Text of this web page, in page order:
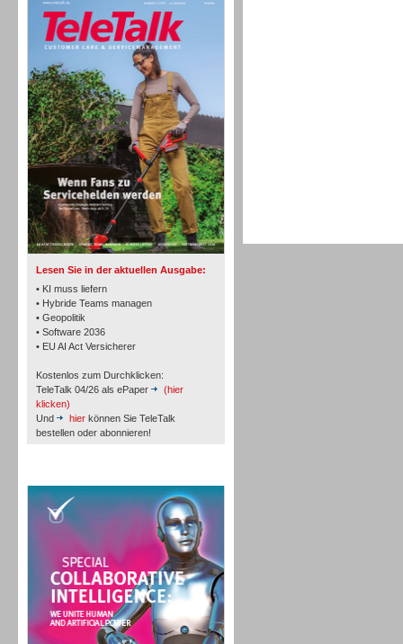
Lesen Sie in der aktuellen Ausgabe:
• KI muss liefern
• Hybride Teams managen
• Geopolitik
• Software 2036
• EU AI Act Versicherer
Kostenlos zum Durchklicken:
TeleTalk 04/26 als ePaper
(hier
klicken)
Und
hier können Sie TeleTalk
bestellen oder abonnieren!
TK- und ACD-Systeme
Workforce-Management
Personal